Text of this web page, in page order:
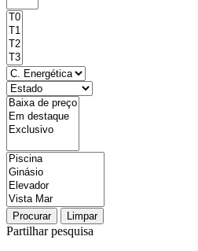
Procurar Limpar
Partilhar pesquisa